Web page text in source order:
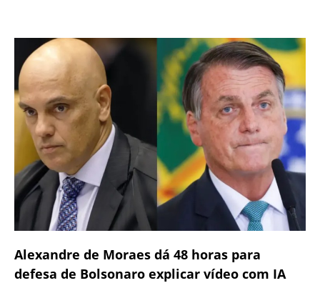
Alexandre de Moraes dá 48 horas para
defesa de Bolsonaro explicar vídeo com IA